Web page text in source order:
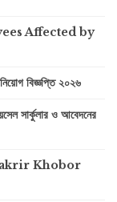
Affected by
বিজ্ঞপ্তি ২০২৬
সার্কুলার ও আবেদনের
Chakrir Khobor